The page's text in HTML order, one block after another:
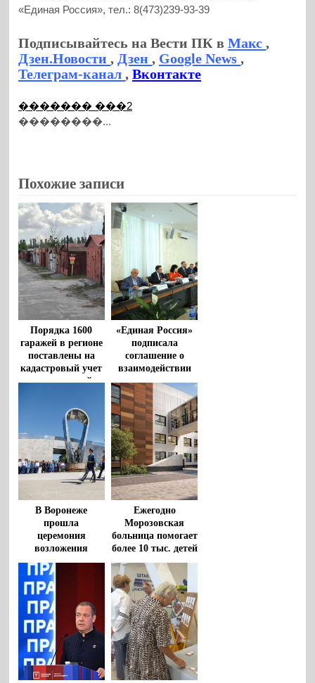
«Единая Россия», тел.: 8(473)239-93-39
Подписывайтесь на Вести ПК вМакс,
Дзен.Новости, Дзен, Google News,
Телеграм-канал,Вконтакте
������� ���2
��������...
Похожие записи
Порядка 1600
гаражей в регионе
поставлены на
кадастровый учет
по «гаражной
время реализации
закона
«Единая Россия»
подписала
соглашение о
взаимодействии
между
Общественной
палатой РФ и
политическими
партиями
В Воронеже
прошла
церемония
возложения
цветов к
монументу
«Воронеж – родина
ВДВ»
Ежегодно
Морозовская
больница помогает
более 10 тыс. детей
из регионов